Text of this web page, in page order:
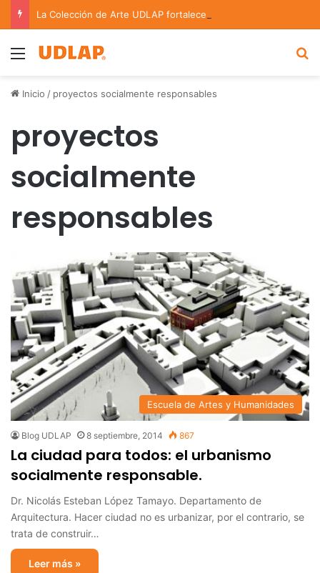
Menu
Inicio / proyectos socialmente responsables
proyectos
socialmente
responsables
Escuela de Artes y Humanidades
Blog UDLAP 8 septiembre, 2014 867
La ciudad para todos: el urbanismo
socialmente responsable.
Dr. Nicolás Esteban López Tamayo. Departamento de
Arquitectura. Hacer ciudad no es urbanizar, por el contrario, se
trata de construir…
Leer más »